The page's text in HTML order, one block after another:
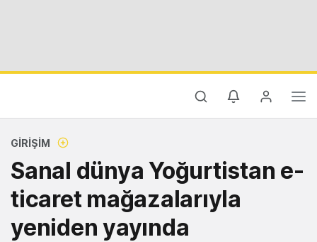
GIRIŞIM
Sanal dünya Yoğurtistan e-
ticaret mağazalarıyla
yeniden yayında